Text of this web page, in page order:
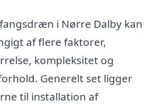
i Nørre Dalby kan
af flere faktorer,
kompleksitet og
Generelt set ligger
til installation af